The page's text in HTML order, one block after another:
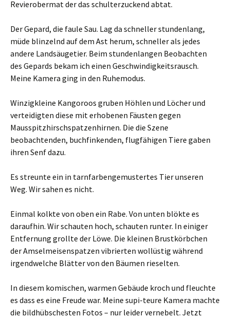
Revierobermat der das schulterzuckend abtat.
Der Gepard, die faule Sau. Lag da schneller stundenlang,
müde blinzelnd auf dem Ast herum, schneller als jedes
andere Landsäugetier. Beim stundenlangen Beobachten
des Gepards bekam ich einen Geschwindigkeitsrausch.
Meine Kamera ging in den Ruhemodus.
Winzigkleine Kangoroos gruben Höhlen und Löcher und
verteidigten diese mit erhobenen Fäusten gegen
Mausspitzhirschspatzenhirnen. Die die Szene
beobachtenden, buchfinkenden, flugfähigen Tiere gaben
ihren Senf dazu.
Es streunte ein in tarnfarbengemustertes Tier unseren
Weg. Wir sahen es nicht.
Einmal kolkte von oben ein Rabe. Von unten blökte es
daraufhin. Wir schauten hoch, schauten runter. In einiger
Entfernung grollte der Löwe. Die kleinen Brustkörbchen
der Amselmeisenspatzen vibrierten wollüstig während
irgendwelche Blätter von den Bäumen rieselten.
In diesem komischen, warmen Gebäude kroch und fleuchte
es dass es eine Freude war. Meine supi-teure Kamera machte
die bildhübschesten Fotos – nur leider vernebelt. Jetzt